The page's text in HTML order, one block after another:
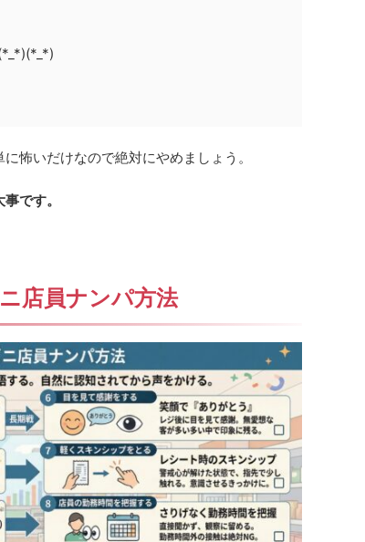
怖いだけなので絶対にやめましょう。
です。
店員ナンパ方法